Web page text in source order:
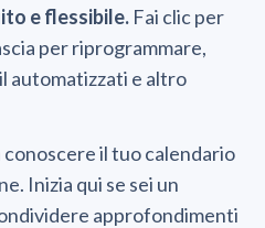
e flessibile. Fai clic per
per riprogrammare,
automatizzati e altro
il tuo calendario
Inizia qui se sei un
approfondimenti